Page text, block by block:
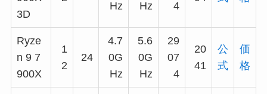
3D
Hz
Hz
4
Ryze
n 9 7
900X
1
2
24
4.7
0G
Hz
5.6
0G
Hz
29
07
4
20
41
公
式
価
格